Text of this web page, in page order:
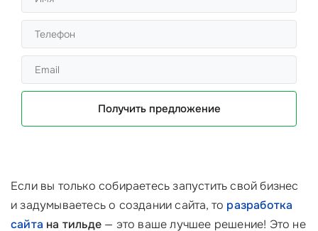
Получить предложение
Если вы только собираетесь запустить свой бизнес
и задумываетесь о создании сайта, то разработка
сайта на тильде — это ваше лучшее решение! Это не